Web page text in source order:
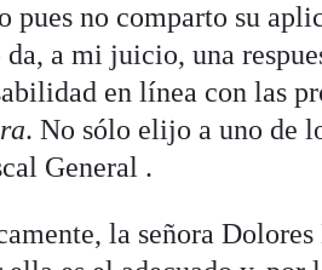
pues no comparto su
a mi juicio, una
en línea con las
. No sólo elijo a uno de
General .
la señora